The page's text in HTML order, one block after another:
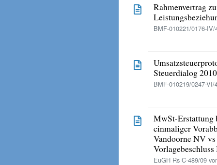
Rahmenvertrag
BMF-010221/0176-
Steuerdialog 2010
BMF-010219/0247-
MwSt-Erstattung
einmaliger
Vandoorne NV
EuGH Rs C-489/09